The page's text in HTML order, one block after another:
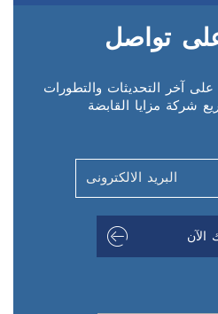
تواصل
آخر التحديثات والتطورات
شركة مزايا القابضة